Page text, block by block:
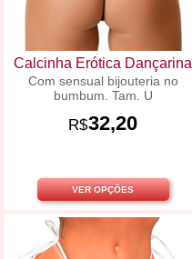
Calcinha Erótica Dançarina
Com sensual bijouteria no
bumbum. Tam. U
R$32,20
VER OPÇÕES